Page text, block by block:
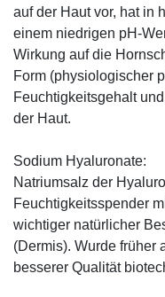
auf der Haut vor, hat in
einem niedrigen pH-
Wirkung auf die
Form (physiologischer
Feuchtigkeitsgehalt
der Haut.
Sodium Hyaluronate:
Natriumsalz der
Feuchtigkeitsspender
wichtiger natürlicher
(Dermis). Wurde früher
besserer Qualität